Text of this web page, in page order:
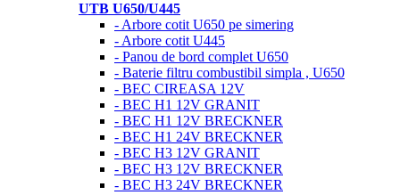
UTB U650/U445
- Arbore cotit U650 pe simering
- Arbore cotit U445
- Panou de bord complet U650
- Baterie filtru combustibil simpla , U650
- BEC CIREASA 12V
- BEC H1 12V GRANIT
- BEC H1 12V BRECKNER
- BEC H1 24V BRECKNER
- BEC H3 12V GRANIT
- BEC H3 12V BRECKNER
- BEC H3 24V BRECKNER